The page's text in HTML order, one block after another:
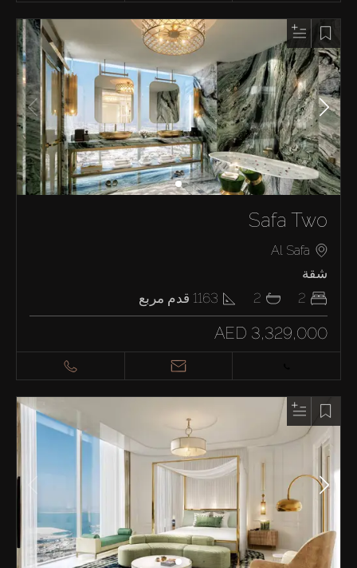
Safa Two
Al Safa
شقة
2
2
1163 قدم مربع
AED 3,329,000